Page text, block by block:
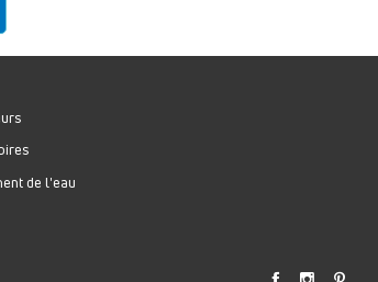
de l'eau